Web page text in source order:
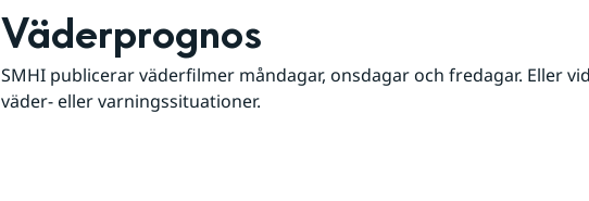
Väderprognos
SMHI publicerar väderfilmer måndagar, onsdagar och fredagar. Eller
väder- eller varningssituationer.